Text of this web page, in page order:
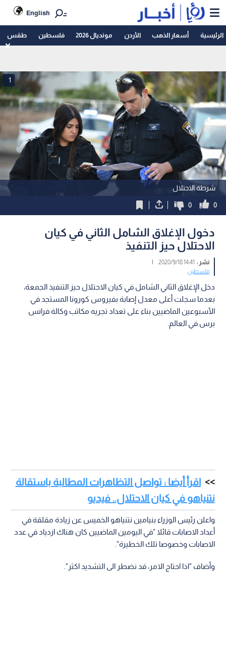
English
الرئيسية أسعار الذهب الأردن مونديال 2026 فلسطين طقس
شرطة الاحتلال
1
0
0
دخول الإغلاق الشامل الثاني في كيان
الاحتلال حيز التنفيذ
نشر : 14:41 2020/9/18
|
فلسطين
دخل الإغلاق الثاني الشامل في كيان الاحتلال حيز التنفيذ الجمعة،
بعدما سجلت أعلى معدل إصابة بفيروس كورونا المستجد في
الأسبوعين الماضيين بناء على تعداد تجريه مكاتب وكالة فرانس
برس في العالم.
اقرأ أيضا : تواصل التظاهرات المطالبة باستقالة
نتنياهو في كيان الاحتلال.. فيديو
واعلن رئيس الوزراء بنيامين نتنياهو الخميس عن زيادة مقلقة في
أعداد الاصابات قائلا "في اليومين الماضيين كان هناك ازدياد في عدد
الاصابات وخصوصا تلك الخطيرة".
وأضاف "اذا احتاج الامر، قد نضطر الى التشديد اكثر".